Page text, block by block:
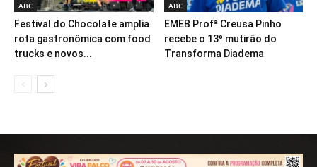
ABC
Festival do Chocolate amplia
rota gastronômica com food
trucks e novos...
ABC
EMEB Profª Creusa Pinho
recebe o 13º mutirão do
Transforma Diadema